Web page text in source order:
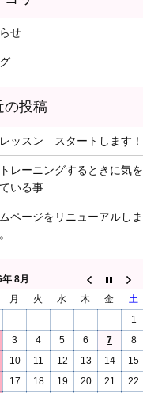
せ
ッスン スタートします！
レーニングするときに気を
いる事
ページをリニューアルしま
8月
月 火 水 木 金
土
1
3 4 5 6 7
8
10 11 12 13 14
15
17 18 19 20 21 22